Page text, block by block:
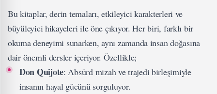
Bu kitaplar, derin temaları, etkileyici karakterleri ve
büyüleyici hikayeleri ile öne çıkıyor. Her biri, farklı bir
okuma deneyimi sunarken, aynı zamanda insan doğasına
dair önemli dersler içeriyor. Özellikle;
Don Quijote: Absürd mizah ve trajedi birleşimiyle
insanın hayal gücünü sorguluyor.